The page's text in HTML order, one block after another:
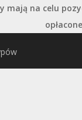
na celu